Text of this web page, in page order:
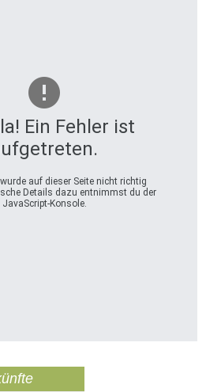
Ein Fehler ist
auf dieser Seite nicht richtig
Details dazu entnimmst du der
JavaScript-Konsole.